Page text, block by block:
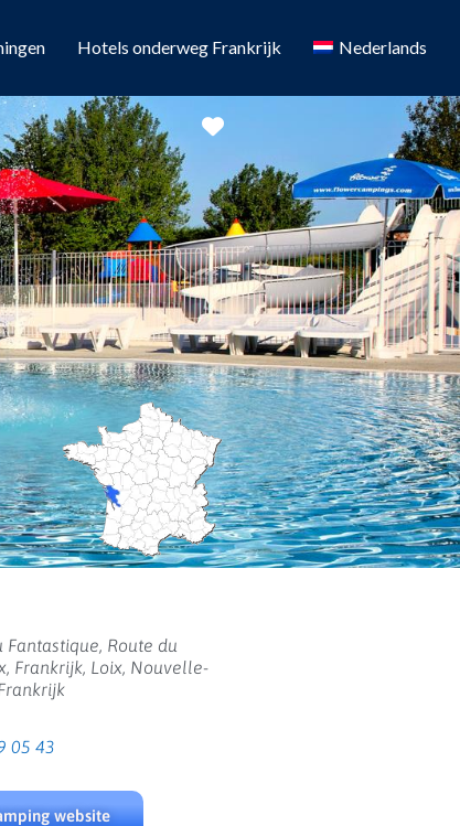
Hotels onderweg Frankrijk Nederlands
Favoriete
Fantastique, Route du
Frankrijk, Loix, Nouvelle-
05 43
website